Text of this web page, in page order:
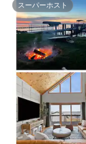
スーパーホスト
スーパーホスト